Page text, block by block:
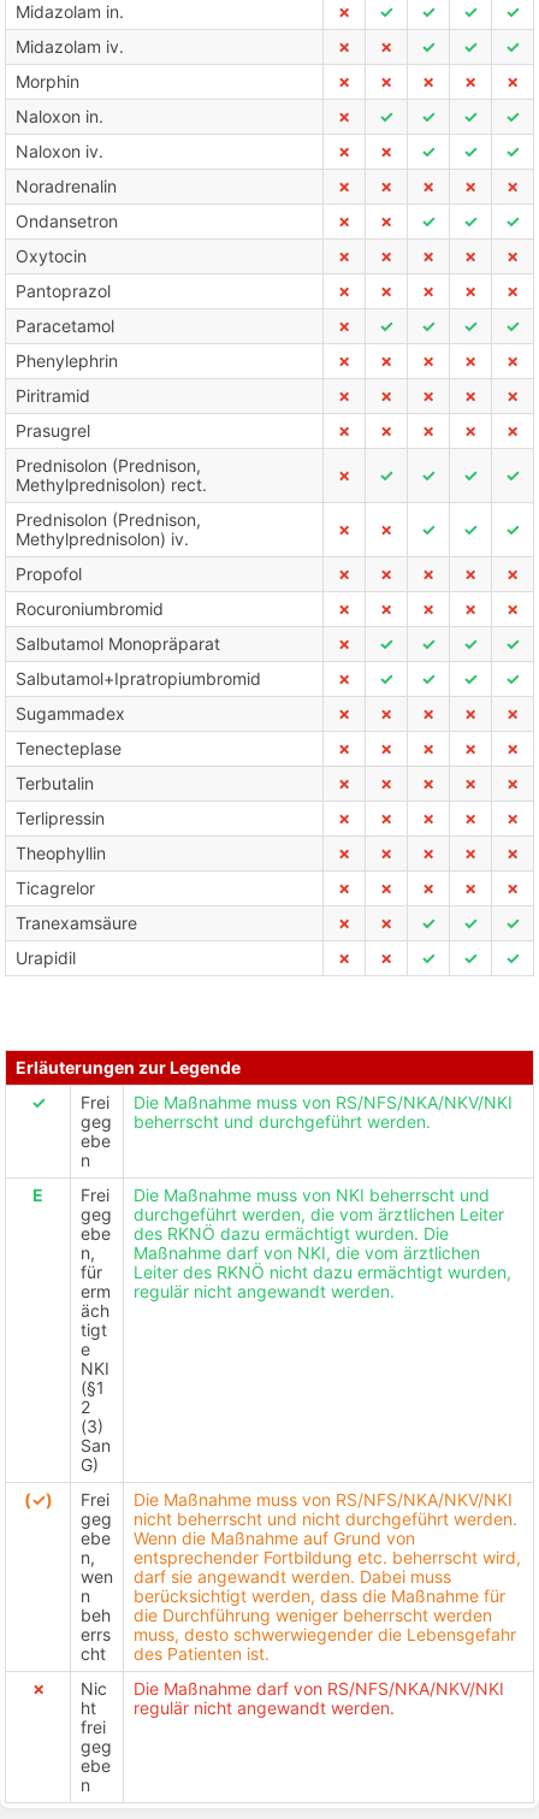
Midazolam in.
✗ ✓ ✓ ✓
✓
Midazolam iv.
✗ ✗ ✓ ✓
✓
Morphin
✗ ✗ ✗ ✗
✗
Naloxon in.
✗ ✓ ✓ ✓
✓
Naloxon iv.
✗ ✗ ✓ ✓
✓
Noradrenalin
✗ ✗ ✗ ✗
✗
Ondansetron
✗ ✗ ✓ ✓
✓
Oxytocin
✗ ✗ ✗ ✗
✗
Pantoprazol
✗ ✗ ✗ ✗
✗
Paracetamol
✗ ✓ ✓ ✓
✓
Phenylephrin
✗ ✗ ✗ ✗
✗
Piritramid
✗ ✗ ✗ ✗
✗
Prasugrel
✗ ✗ ✗ ✗
✗
Prednisolon (Prednison,
Methylprednisolon) rect.
✗ ✓ ✓ ✓ ✓
Prednisolon (Prednison,
Methylprednisolon) iv.
✗ ✗ ✓ ✓ ✓
Propofol ✗ ✗ ✗ ✗
✗
Rocuroniumbromid
✗ ✗ ✗ ✗
✗
Salbutamol Monopräparat
✗ ✓ ✓ ✓
✓
Salbutamol+Ipratropiumbromid
✗ ✓ ✓ ✓
✓
Sugammadex
✗ ✗ ✗ ✗
✗
Tenecteplase
✗ ✗ ✗ ✗
✗
Terbutalin
✗ ✗ ✗ ✗
✗
Terlipressin
✗ ✗ ✗ ✗
✗
Theophyllin
✗ ✗ ✗ ✗
✗
Ticagrelor
✗ ✗ ✗ ✗
✗
Tranexamsäure
✗ ✗ ✓ ✓
✓
Urapidil
✗ ✗ ✓ ✓ ✓
Erläuterungen zur Legende
✓
Frei
geg
ebe
n
Die Maßnahme muss von RS/NFS/NKA/NKV/NKI
beherrscht und durchgeführt werden.
E
Frei
geg
ebe
n,
für
erm
äch
tigt
e
NKI
(§1
2
(3)
San
G)
Die Maßnahme muss von NKI beherrscht und
durchgeführt werden, die vom ärztlichen Leiter
des RKNÖ dazu ermächtigt wurden. Die
Maßnahme darf von NKI, die vom ärztlichen
Leiter des RKNÖ nicht dazu ermächtigt wurden,
regulär nicht angewandt werden.
(✓)
Frei
geg
ebe
n,
wen
n
beh
errs
cht
Die Maßnahme muss von RS/NFS/NKA/NKV/NKI
nicht beherrscht und nicht durchgeführt werden.
Wenn die Maßnahme auf Grund von
entsprechender Fortbildung etc. beherrscht wird,
darf sie angewandt werden. Dabei muss
berücksichtigt werden, dass die Maßnahme für
die Durchführung weniger beherrscht werden
muss, desto schwerwiegender die Lebensgefahr
des Patienten ist.
✗
Nic
ht
frei
geg
ebe
n
Die Maßnahme darf von RS/NFS/NKA/NKV/NKI
regulär nicht angewandt werden.